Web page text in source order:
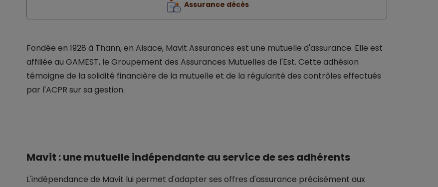
Assurance décès
Fondée en 1928 à Thann, en Alsace, Mavit Assurances est une mutuelle d'assurance. Elle est
affiliée au GAMEST, le Groupement des Assurances Mutuelles de l'Est. Cette adhésion
témoigne de la solidité financière de la mutuelle et de la régularité des contrôles effectués
par l'ACPR sur sa gestion.
Mavit : une mutuelle indépendante au service de ses adhérents
L'indépendance de Mavit lui permet d'adapter ses offres d'assurance précisément aux